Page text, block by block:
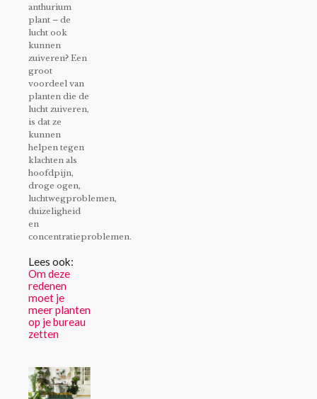
anthurium
plant – de
lucht ook
kunnen
zuiveren? Een
groot
voordeel van
planten die de
lucht zuiveren,
is dat ze
kunnen
helpen tegen
klachten als
hoofdpijn,
droge ogen,
luchtwegproblemen,
duizeligheid
en
concentratieproblemen.
Lees ook:
Om deze
redenen
moet je
meer planten
op je bureau
zetten